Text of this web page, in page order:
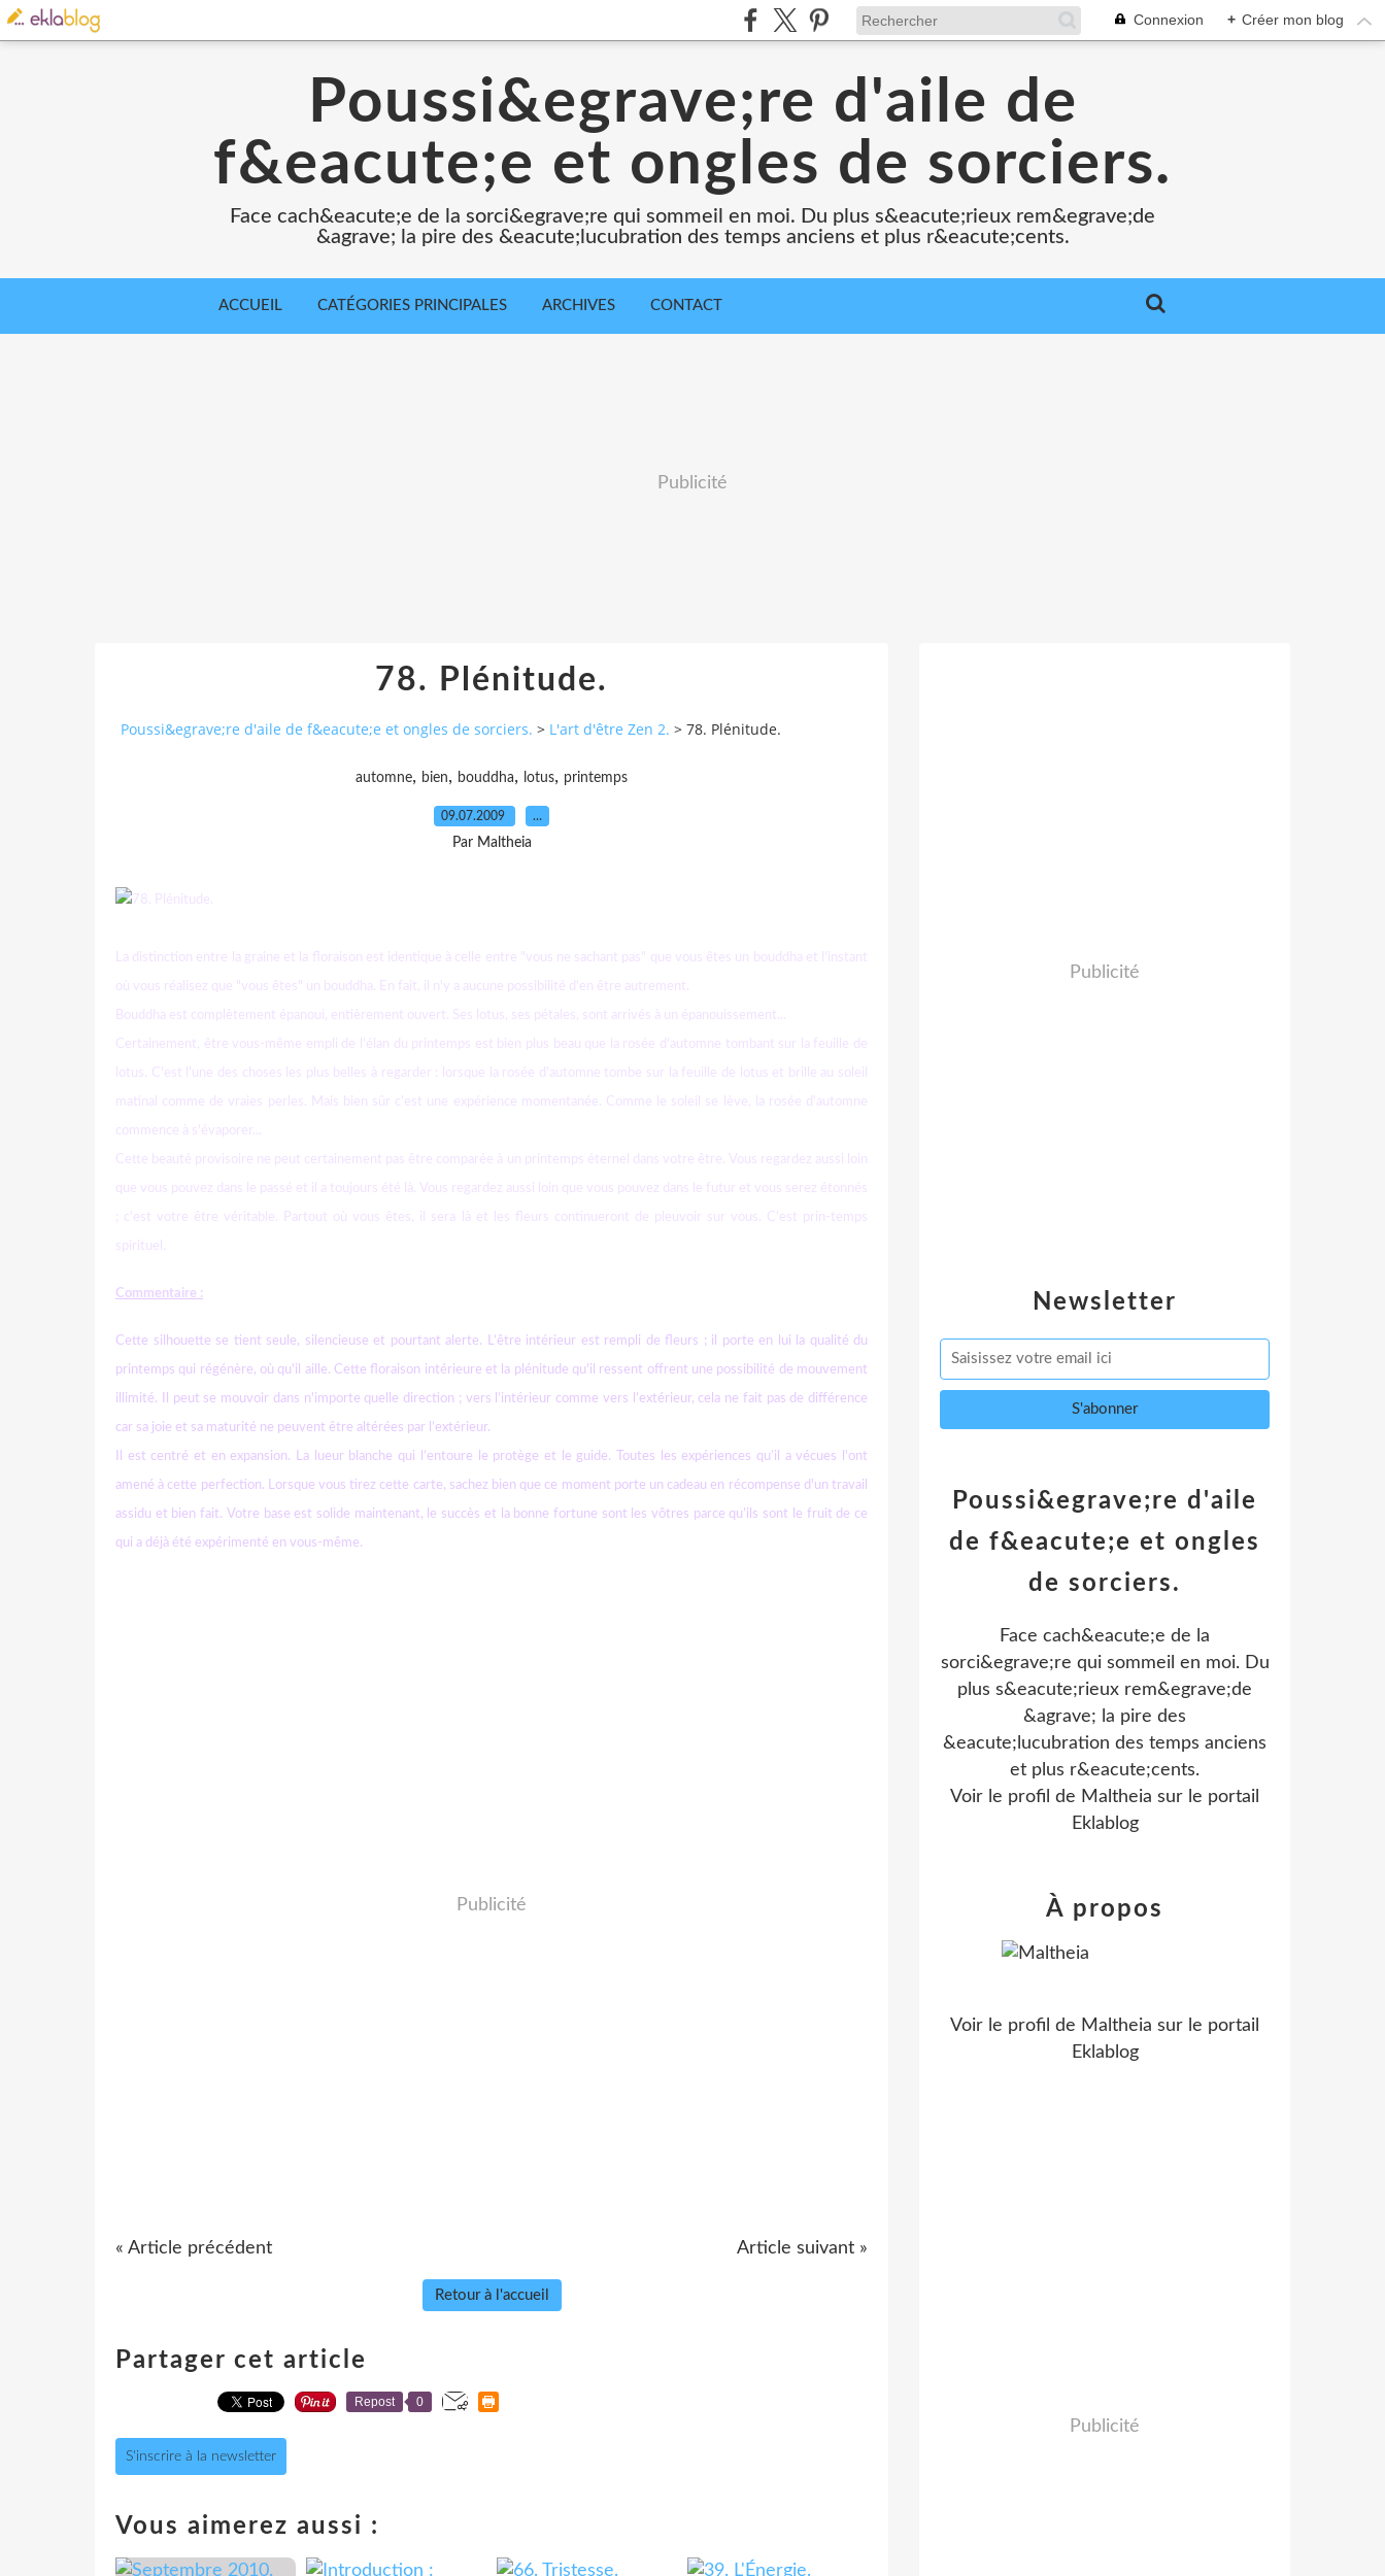
Connexion + Créer mon blog
Poussi&egrave;re d'aile de
f&eacute;e et ongles de sorciers.
Face cach&eacute;e de la sorci&egrave;re qui sommeil en moi. Du plus s&eacute;rieux rem&egrave;de
&agrave; la pire des &eacute;lucubration des temps anciens et plus r&eacute;cents.
ACCUEIL CATÉGORIES PRINCIPALES ARCHIVES CONTACT
Publicité
78. Plénitude.
Poussi&egrave;re d'aile de f&eacute;e et ongles de sorciers. > L'art d'être Zen 2. > 78. Plénitude.
automne, bien, bouddha, lotus, printemps
09.07.2009 …
Par Maltheia
La distinction entre la graine et la floraison est identique à celle entre "vous ne sachant pas" que vous êtes un bouddha et l'instant
où vous réalisez que "vous êtes" un bouddha. En fait, il n'y a aucune possibilité d'en être autrement.
Bouddha est complètement épanoui, entièrement ouvert. Ses lotus, ses pétales, sont arrivés à un épanouissement...
Certainement, être vous-même empli de l'élan du printemps est bien plus beau que la rosée d'automne tombant sur la feuille de
lotus. C'est l'une des choses les plus belles à regarder : lorsque la rosée d'automne tombe sur la feuille de lotus et brille au soleil
matinal comme de vraies perles. Mais bien sûr c'est une expérience momentanée. Comme le soleil se lève, la rosée d'automne
commence à s'évaporer...
Cette beauté provisoire ne peut certainement pas être comparée à un printemps éternel dans votre être. Vous regardez aussi loin
que vous pouvez dans le passé et il a toujours été là. Vous regardez aussi loin que vous pouvez dans le futur et vous serez étonnés
; c'est votre être véritable. Partout où vous êtes, il sera là et les fleurs continueront de pleuvoir sur vous. C'est prin-temps
spirituel.
Commentaire :
Cette silhouette se tient seule, silencieuse et pourtant alerte. L’être intérieur est rempli de fleurs ; il porte en lui la qualité du
printemps qui régénère, où qu'il aille. Cette floraison intérieure et la plénitude qu'il ressent offrent une possibilité de mouvement
illimité. Il peut se mouvoir dans n'importe quelle direction ; vers l’intérieur comme vers l’extérieur, cela ne fait pas de différence
car sa joie et sa maturité ne peuvent être altérées par l’extérieur.
Il est centré et en expansion. La lueur blanche qui l’entoure le protège et le guide. Toutes les expériences qu’il a vécues l'ont
amené à cette perfection. Lorsque vous tirez cette carte, sachez bien que ce moment porte un cadeau en récompense d'un travail
assidu et bien fait. Votre base est solide maintenant, le succès et la bonne fortune sont les vôtres parce qu’ils sont le fruit de ce
qui a déjà été expérimenté en vous-même.
Publicité
« Article précédent Article suivant »
Retour à l'accueil
Partager cet article
Repost 0
S'inscrire à la newsletter
Vous aimerez aussi :
Newsletter
Publicité
Poussi&egrave;re d'aile
de f&eacute;e et ongles
de sorciers.
Face cach&eacute;e de la
sorci&egrave;re qui sommeil en moi. Du
plus s&eacute;rieux rem&egrave;de
&agrave; la pire des
&eacute;lucubration des temps anciens
et plus r&eacute;cents.
Voir le profil de Maltheia sur le portail
Eklablog
À propos
Voir le profil de Maltheia sur le portail
Eklablog
Publicité